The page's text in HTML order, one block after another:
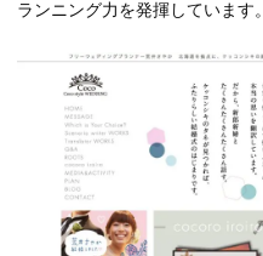
ランニング力を発揮しています。